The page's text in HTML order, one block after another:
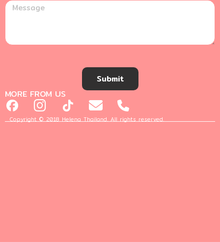
Submit
MORE FROM US
Copyright © 2018 Helena Thailand. All rights reserved.